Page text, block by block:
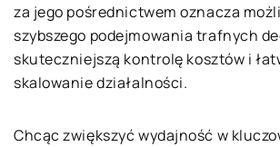
za jego pośrednictwem oznacza
szybszego podejmowania trafnych
skuteczniejszą kontrolę kosztów i
skalowanie działalności.
Chcąc zwiększyć wydajność w